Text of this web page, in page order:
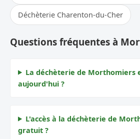
Déchèterie Charenton-du-Cher
Questions fréquentes à
La déchèterie de Morthomiers
aujourd'hui ?
L'accès à la déchèterie de
gratuit ?